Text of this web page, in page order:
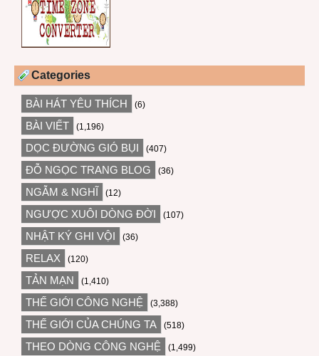
Categories
BÀI HÁT YÊU THÍCH (6)
BÀI VIẾT (1,196)
DỌC ĐƯỜNG GIÓ BỤI (407)
ĐỖ NGỌC TRANG BLOG (36)
NGẪM & NGHĨ (12)
NGƯỢC XUÔI DÒNG ĐỜI (107)
NHẬT KÝ GHI VỘI (36)
RELAX (120)
TẢN MẠN (1,410)
THẾ GIỚI CÔNG NGHỆ (3,388)
THẾ GIỚI CỦA CHÚNG TA (518)
THEO DÒNG CÔNG NGHỆ (1,499)